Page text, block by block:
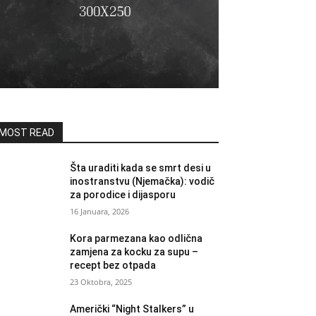
READ
Šta uraditi kada se smrt desi u
inostranstvu (Njemačka): vodič
za porodice i dijasporu
16 Januara, 2026
Kora parmezana kao odlična
zamjena za kocku za supu –
recept bez otpada
23 Oktobra, 2025
Američki “Night Stalkers” u